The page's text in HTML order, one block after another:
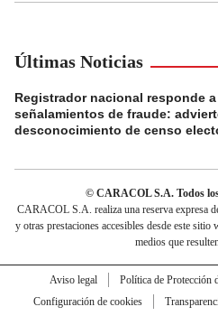
Últimas Noticias
Registrador nacional responde a
señalamientos de fraude:
desconocimiento de censo
© CARACOL S.A. Todos
CARACOL S.A. realiza una reserva expresa
y otras prestaciones accesibles desde este sitio
medios que
Aviso legal Política de Protección
Configuración de cookies